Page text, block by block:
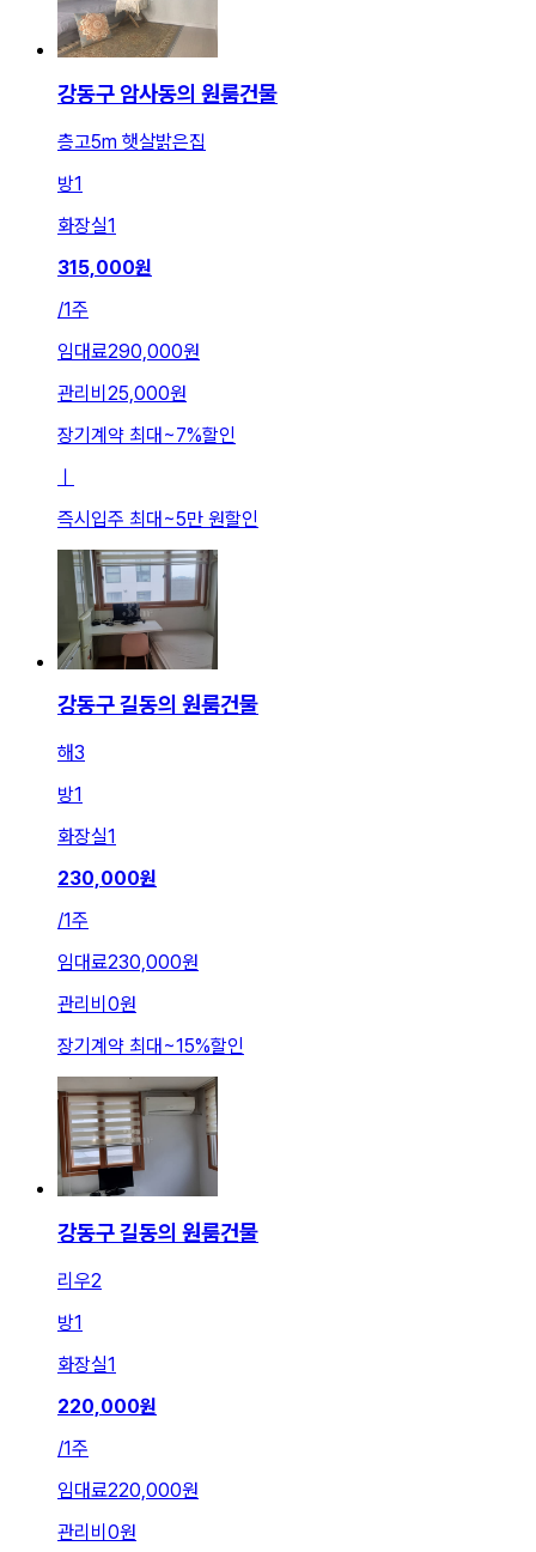
강동구 암사동의 원룸건물
층고5m 햇살밝은집
방1
화장실1
315,000원
/1주
임대료290,000원
관리비 25,000원
장기계약 최대~7%할인
ㅣ
즉시입주 최대~5만 원할인
강동구 길동의 원룸건물
해3
방1
화장실1
230,000원
/1주
임대료230,000원
관리비 0원
장기계약 최대~15%할인
강동구 길동의 원룸건물
리우2
방1
화장실1
220,000원
/1주
임대료220,000원
관리비 0원